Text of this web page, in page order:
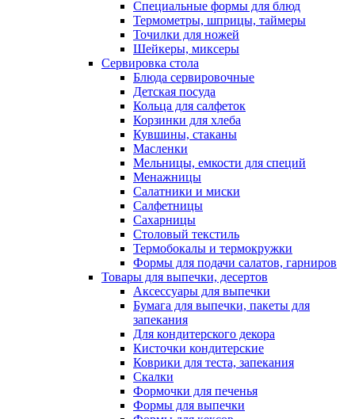
Специальные формы для блюд
Термометры, шприцы, таймеры
Точилки для ножей
Шейкеры, миксеры
Сервировка стола
Блюда сервировочные
Детская посуда
Кольца для салфеток
Корзинки для хлеба
Кувшины, стаканы
Масленки
Мельницы, емкости для специй
Менажницы
Салатники и миски
Салфетницы
Сахарницы
Столовый текстиль
Термобокалы и термокружки
Формы для подачи салатов, гарниров
Товары для выпечки, десертов
Аксессуары для выпечки
Бумага для выпечки, пакеты для
запекания
Для кондитерского декора
Кисточки кондитерские
Коврики для теста, запекания
Скалки
Формочки для печенья
Формы для выпечки